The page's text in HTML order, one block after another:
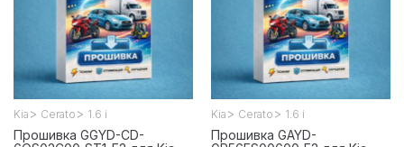
Kia > Cerato > 1.6 i
Прошивка GGYD-CD-
Kia > Cerato > 1.6 i
Прошивка GAYD-